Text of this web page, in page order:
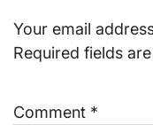
Your email
Required fields
Comment *